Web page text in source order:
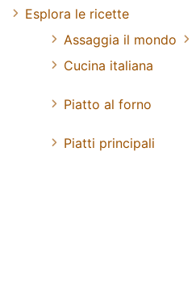
Esplora le ricette
Assaggia il mondo
Cucina italiana
Piatto al forno
Piatti principali